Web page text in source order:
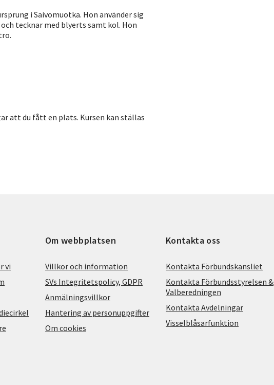
i Saivomuotka. Hon använder sig
tecknar med blyerts samt kol. Hon
att du fått en plats. Kursen kan ställas
vi
Om webbplatsen
Villkor och information
SVs Integritetspolicy, GDPR
Anmälningsvillkor
Hantering av personuppgifter
Om cookies
Kontakta oss
Kontakta Förbundskansliet
Kontakta Förbundsstyrelsen &
Valberedningen
Kontakta Avdelningar
Visselblåsarfunktion